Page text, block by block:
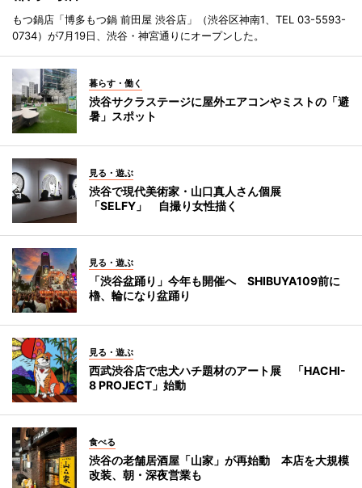
もつ鍋店「博多もつ鍋 前田屋 渋谷店」（渋谷区神南1、TEL 03-5593-
0734）が7月19日、渋谷・神宮通りにオープンした。
暮らす・働く
渋谷サクラステージに屋外エアコンやミストの「避
暑」スポット
見る・遊ぶ
渋谷で現代美術家・山口真人さん個展
「SELFY」 自撮り女性描く
見る・遊ぶ
「渋谷盆踊り」今年も開催へ SHIBUYA109前に
櫓、輪になり盆踊り
見る・遊ぶ
西武渋谷店で忠犬ハチ題材のアート展 「HACHI-
8 PROJECT」始動
食べる
渋谷の老舗居酒屋「山家」が再始動 本店を大規模
改装、朝・深夜営業も